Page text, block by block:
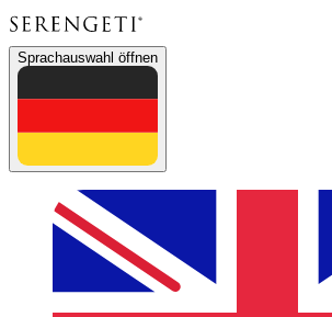
Sprachauswahl öffnen